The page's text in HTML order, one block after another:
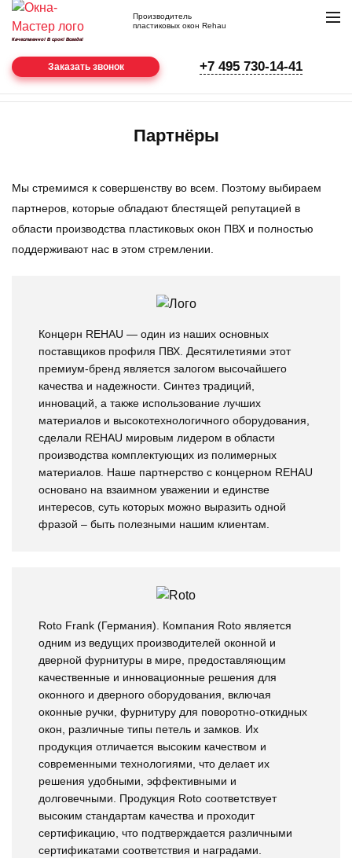
Качественно! В срок! Всегда!
Производитель
пластиковых окон Rehau
Заказать звонок +7 495 730-14-41
Главная О компании
Партнёры
Мы стремимся к совершенству во всем. Поэтому выбираем
партнеров, которые обладают блестящей репутацией в
области производства пластиковых окон ПВХ и полностью
поддерживают нас в этом стремлении.
Концерн REHAU — один из наших основных
поставщиков профиля ПВХ. Десятилетиями этот
премиум-бренд является залогом высочайшего
качества и надежности. Синтез традиций,
инноваций, а также использование лучших
материалов и высокотехнологичного оборудования,
сделали REHAU мировым лидером в области
производства комплектующих из полимерных
материалов. Наше партнерство с концерном REHAU
основано на взаимном уважении и единстве
интересов, суть которых можно выразить одной
фразой – быть полезными нашим клиентам.
Roto Frank (Германия). Компания Roto является
одним из ведущих производителей оконной и
дверной фурнитуры в мире, предоставляющим
качественные и инновационные решения для
оконного и дверного оборудования, включая
оконные ручки, фурнитуру для поворотно-откидных
окон, различные типы петель и замков. Их
продукция отличается высоким качеством и
современными технологиями, что делает их
решения удобными, эффективными и
долговечными. Продукция Roto соответствует
высоким стандартам качества и проходит
сертификацию, что подтверждается различными
сертификатами соответствия и наградами.